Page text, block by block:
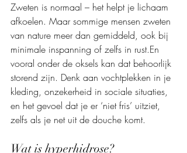
Zweten is normaal – het helpt je lichaam
afkoelen. Maar sommige mensen zweten
van nature meer dan gemiddeld, ook bij
minimale inspanning of zelfs in rust.En
vooral onder de oksels kan dat behoorlijk
storend zijn. Denk aan vochtplekken in je
kleding, onzekerheid in sociale situaties,
en het gevoel dat je er ‘niet fris’ uitziet,
zelfs als je net uit de douche komt.
Wat is hyperhidrose?